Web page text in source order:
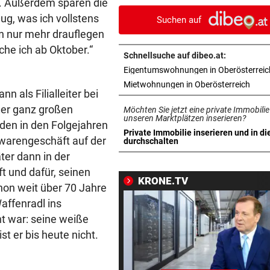
Außerdem sparen die
was ich vollstens
nur mehr drauflegen
ich ab Oktober.“
als Filialleiter bei
ganz großen
in den Folgejahren
auf der
dann in der
und dafür, seinen
weit über 70 Jahre
ins
war: seine weiße
er bis heute nicht.
entstehen wird
WEGEN AUTOREIFEN vor
Kleine Gemeinde mit
geht vor Gericht
500 STELLEN BETROFFEN
Linzer Tech-Firma hat
fast abgeschlossen
ASIA-PLÄNE STOCKEN
um Kult-Wirtshaus?
„SICHER KEIN BORDELL“ vor 7
Stadtchefin will Schule in Bad
Ischl verkaufen
SCHWERE VERLETZUNGEN vor
Suchen auf
Schnellsuche auf dibeo.at:
Eigentumswohnungen in
Mietwohnungen in Oberösterreich
Möchten Sie jetzt eine private
unseren Marktplätzen inserieren?
Private Immobilie inserieren und in
durchschalten
in neuem Tab öffnen
KRONE.TV